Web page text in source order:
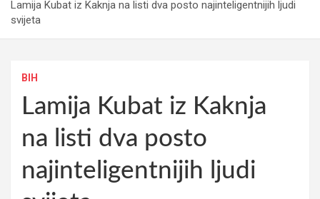
Lamija Kubat iz Kaknja na listi dva posto najinteligentnijih ljudi
svijeta
BIH
Lamija Kubat iz Kaknja
na listi dva posto
najinteligentnijih ljudi